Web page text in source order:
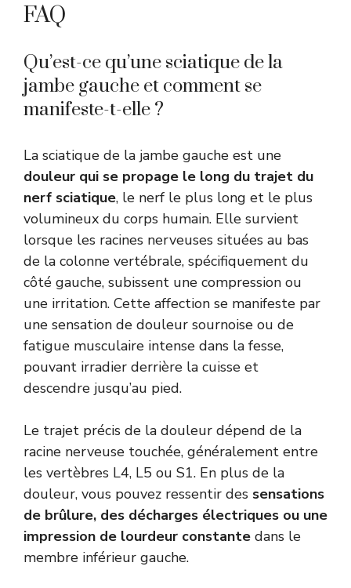
FAQ
Qu’est-ce qu’une sciatique de la
jambe gauche et comment se
manifeste-t-elle ?
La sciatique de la jambe gauche est une
douleur qui se propage le long du trajet du
nerf sciatique, le nerf le plus long et le plus
volumineux du corps humain. Elle survient
lorsque les racines nerveuses situées au bas
de la colonne vertébrale, spécifiquement du
côté gauche, subissent une compression ou
une irritation. Cette affection se manifeste par
une sensation de douleur sournoise ou de
fatigue musculaire intense dans la fesse,
pouvant irradier derrière la cuisse et
descendre jusqu’au pied.
Le trajet précis de la douleur dépend de la
racine nerveuse touchée, généralement entre
les vertèbres L4, L5 ou S1. En plus de la
douleur, vous pouvez ressentir des sensations
de brûlure, des décharges électriques ou une
impression de lourdeur constante dans le
membre inférieur gauche.